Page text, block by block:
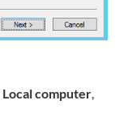
Local computer